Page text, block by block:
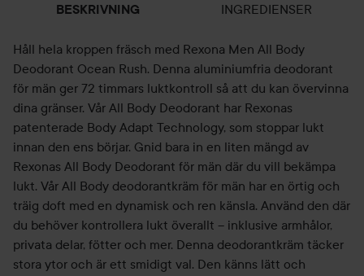
BESKRIVNING INGREDIENSER
Håll hela kroppen fräsch med Rexona Men All Body
Deodorant Ocean Rush. Denna aluminiumfria deodorant
för män ger 72 timmars luktkontroll så att du kan övervinna
dina gränser. Vår All Body Deodorant har Rexonas
patenterade Body Adapt Technology, som stoppar lukt
innan den ens börjar. Gnid bara in en liten mängd av
Rexonas All Body Deodorant för män där du vill bekämpa
lukt. Vår All Body deodorantkräm för män har en örtig och
träig doft med en dynamisk och ren känsla. Använd den där
du behöver kontrollera lukt överallt – inklusive armhålor,
privata delar, fötter och mer. Denna deodorantkräm täcker
stora ytor och är ett smidigt val. Den känns lätt och